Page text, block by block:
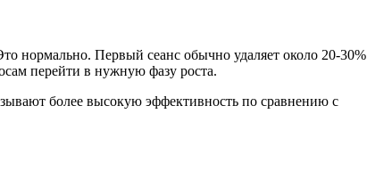
нормально. Первый сеанс обычно удаляет около 20-30%
перейти в нужную фазу роста.
более высокую эффективность по сравнению с